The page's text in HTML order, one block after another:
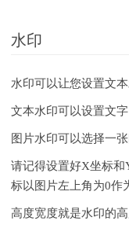
水印
水印可以让您设置文
文本水印可以设置文
图片水印可以选择一
请记得设置好X坐标
标以图片左上角为0作
高度宽度就是水印的